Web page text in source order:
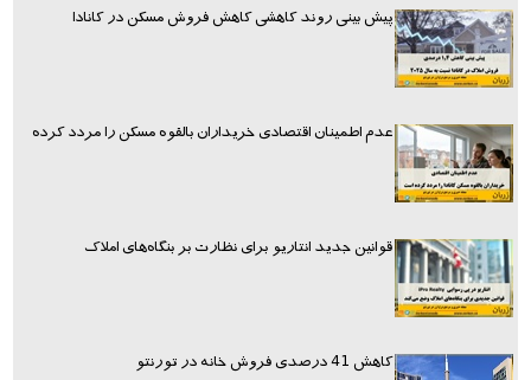
پیش بینی روند کاهشی کاهش فروش مسکن در کانادا
عدم اطمینان اقتصادی خریداران بالقوه مسکن را مردد کرده
قوانین جدید انتاریو برای نظارت بر بنگاه‌های املاک
کاهش 41 درصدی فروش خانه در تورنتو